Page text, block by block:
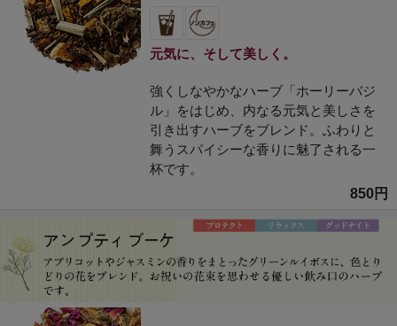
元気に、そして美しく。
強くしなやかなハーブ「ホーリーバジ
ル」をはじめ、内なる元気と美しさを
引き出すハーブをブレンド。ふわりと
舞うスパイシーな香りに魅了される一
杯です。
850円